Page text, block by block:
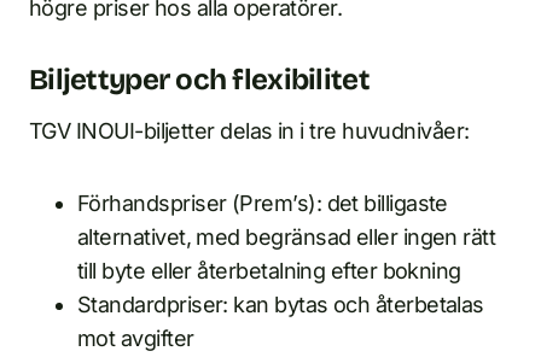
högre priser hos alla operatörer.
Biljettyper och flexibilitet
TGV INOUI-biljetter delas in i tre huvudnivåer:
Förhandspriser (Prem’s): det billigaste
alternativet, med begränsad eller ingen rätt
till byte eller återbetalning efter bokning
Standardpriser: kan bytas och återbetalas
mot avgifter